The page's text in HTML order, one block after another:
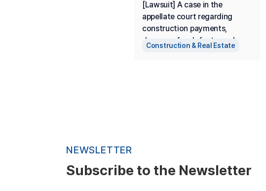
Construction & Real Estate
[Lawsuit] A case in the
appellate court regarding
construction payments,
damages for defects, and